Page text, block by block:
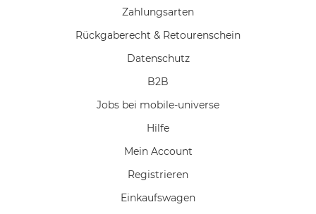
Zahlungsarten
Rückgaberecht & Retourenschein
Datenschutz
B2B
Jobs bei mobile-universe
Hilfe
Mein Account
Registrieren
Einkaufswagen